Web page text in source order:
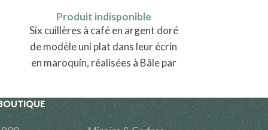
Produit indisponible
Six cuillères à café en argent doré
de modèle uni plat dans leur écrin
en maroquin, réalisées à Bâle par